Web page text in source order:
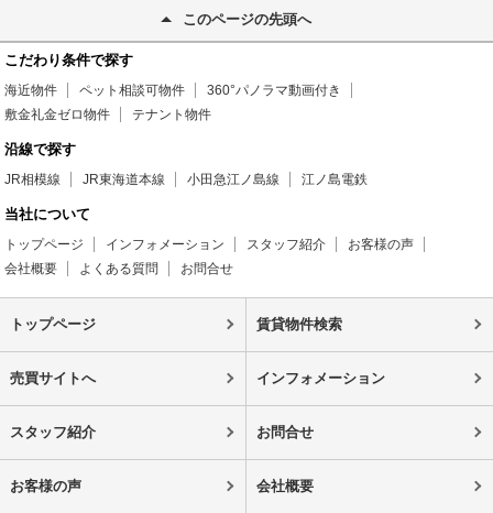
このページの先頭へ
こだわり条件で探す
海近物件 ペット相談可物件
360°パノラマ動画付き
敷金礼金ゼロ物件
テナント物件
沿線で探す
JR相模線 JR東海道本線 小田急江ノ島線 江ノ島電鉄
当社について
トップページ インフォメーション スタッフ紹介
お客様の声
会社概要
よくある質問 お問合せ
トップページ 賃貸物件検索
売買サイトへ インフォメーション
スタッフ紹介 お問合せ
お客様の声 会社概要